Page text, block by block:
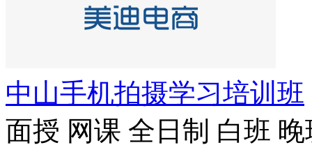
中山手机拍摄学习培训班
面授 网课 全日制 白班 晚